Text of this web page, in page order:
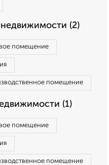
(2)
помещение
помещение
(1)
помещение
помещение